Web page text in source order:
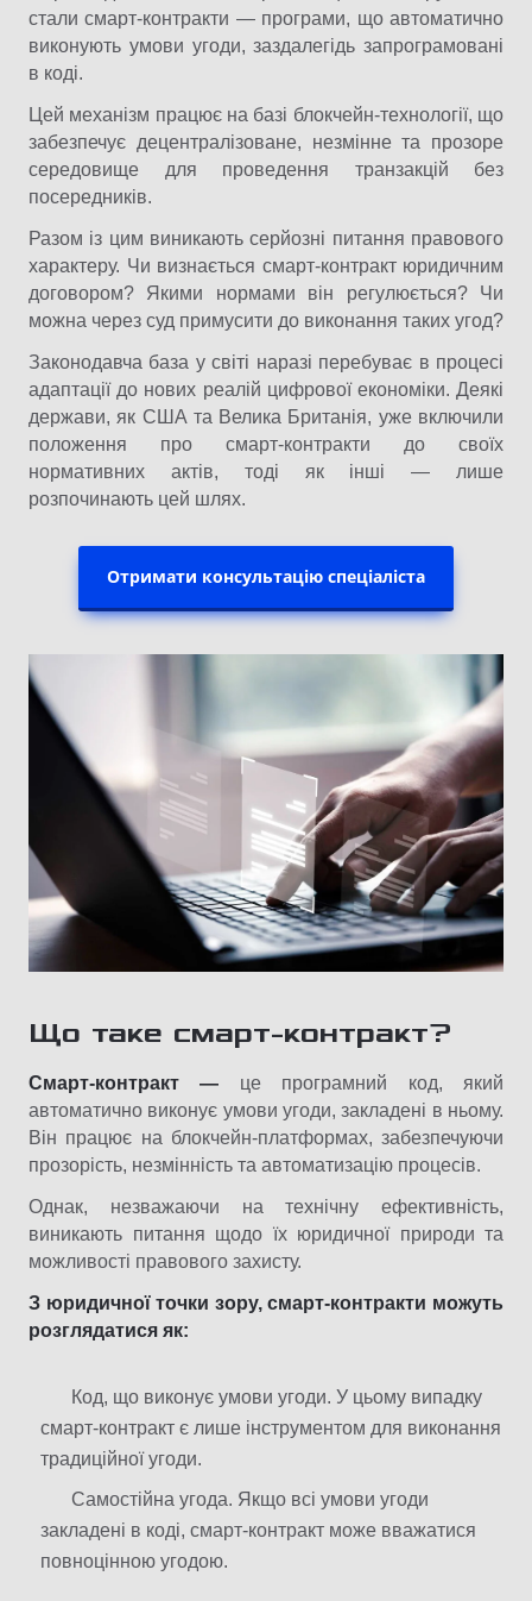
стали смарт-контракти — програми, що автоматично
виконують умови угоди, заздалегідь запрограмовані
в коді.
Цей механізм працює на базі блокчейн-технології, що
забезпечує децентралізоване, незмінне та прозоре
середовище для проведення транзакцій без
посередників.
Разом із цим виникають серйозні питання правового
характеру. Чи визнається смарт-контракт юридичним
договором? Якими нормами він регулюється? Чи
можна через суд примусити до виконання таких угод?
Законодавча база у світі наразі перебуває в процесі
адаптації до нових реалій цифрової економіки. Деякі
держави, як США та Велика Британія, уже включили
положення про смарт-контракти до своїх
нормативних актів, тоді як інші — лише
розпочинають цей шлях.
Отримати консультацію спеціаліста
Що таке смарт-контракт?
Смарт-контракт — це програмний код, який
автоматично виконує умови угоди, закладені в ньому.
Він працює на блокчейн-платформах, забезпечуючи
прозорість, незмінність та автоматизацію процесів.
Однак, незважаючи на технічну ефективність,
виникають питання щодо їх юридичної природи та
можливості правового захисту.​
З юридичної точки зору, смарт-контракти можуть
розглядатися як:​
Код, що виконує умови угоди. У цьому випадку
смарт-контракт є лише інструментом для виконання
традиційної угоди.​
Самостійна угода. Якщо всі умови угоди
закладені в коді, смарт-контракт може вважатися
повноцінною угодою.​